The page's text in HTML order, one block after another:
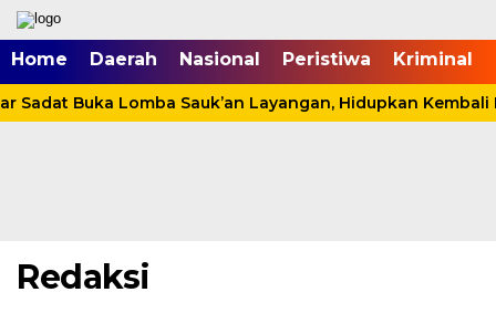
mgid.com, 522897, DIRECT, d4c29acad76ce94f
Home Daerah Nasional Peristiwa Kriminal
Sadat Buka Lomba Sauk’an Layangan, Hidupkan
Redaksi